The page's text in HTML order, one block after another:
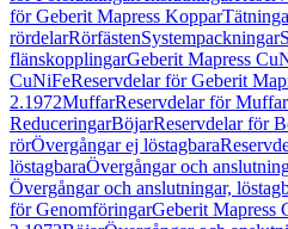
för Geberit Mapress Koppar
rördelarRörfästenSystempackningar
flänskopplingarGeberit Mapress
CuNiFeReservdelar för Geberit
2.1972MuffarReservdelar för Muffar
ReduceringarBöjarReservdelar för
rörÖvergångar ej löstagbara
löstagbaraÖvergångar och
Övergångar och anslutningar,
för GenomföringarGeberit Mapress